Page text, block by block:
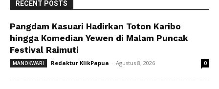
RECENT POSTS
Pangdam Kasuari Hadirkan Toton Karibo
hingga Komedian Yewen di Malam Puncak
Festival Raimuti
MANOKWARI Redaktur KlikPapua - Agustus 8, 2026 0